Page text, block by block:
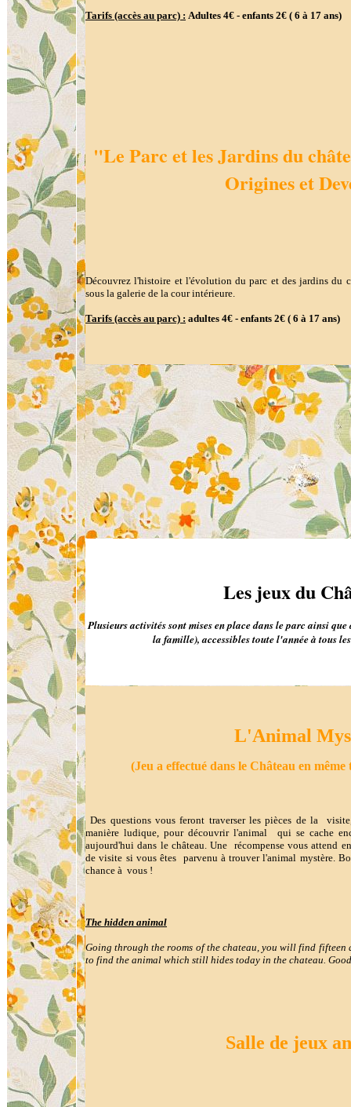
Tarifs (accès au parc) : Adultes 4€ - enfants 2€ ( 6 à 17 ans)
"Le Parc et les Jardins du
Origines et
Découvrez l'histoire et l'évolution du parc et des jardins du
sous la galerie de la cour intérieure.
Tarifs (accès au parc) : adultes 4€ - enfants 2€ ( 6 à 17 ans)
Les jeux du
Plusieurs activités sont mises en place dans le parc ainsi
la famille), accessibles toute l'année à tous
L'Animal
(Jeu a effectué dans le Château en
Des questions vous feront traverser les pièces de la
manière ludique, pour découvrir l'animal qui se cache
aujourd'hui dans le château. Une récompense vous attend
de visite si vous êtes parvenu à trouver l'animal mystère.
chance à vous !
The hidden animal
Going through the rooms of the chateau, you will find
to find the animal which still hides today in the chateau.
Salle de jeux